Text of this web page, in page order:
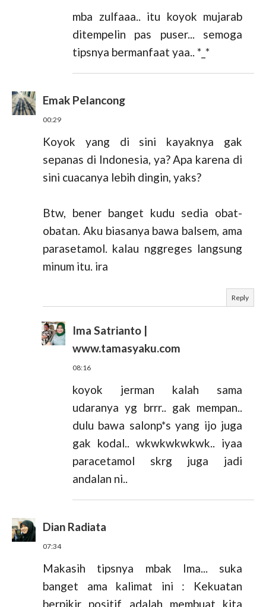
mba zulfaaa.. itu koyok mujarab
ditempelin pas puser... semoga
tipsnya bermanfaat yaa.. *_*
Emak Pelancong
00:29
Koyok yang di sini kayaknya gak
sepanas di Indonesia, ya? Apa karena di
sini cuacanya lebih dingin, yaks?
Btw, bener banget kudu sedia obat-
obatan. Aku biasanya bawa balsem, ama
parasetamol. kalau nggreges langsung
minum itu. ira
Reply
Ima Satrianto |
www.tamasyaku.com
08:16
koyok jerman kalah sama
udaranya yg brrr.. gak mempan..
dulu bawa salonp*s yang ijo juga
gak kodal.. wkwkwkwkwk.. iyaa
paracetamol skrg juga jadi
andalan ni..
Dian Radiata
07:34
Makasih tipsnya mbak Ima... suka
banget ama kalimat ini : Kekuatan
berpikir positif adalah membuat kita